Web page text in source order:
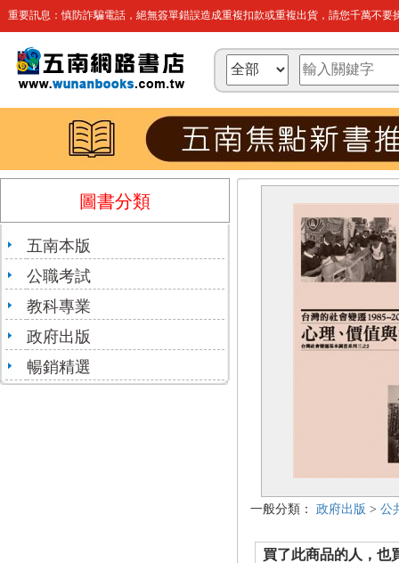
重要訊息：慎防詐騙電話，絕無簽單錯誤造成重複扣款或重複出貨，請您千萬不要
圖書分類
五南本版
公職考試
教科專業
政府出版
暢銷精選
一般分類： 政府出版 > 公
買了此商品的人，也